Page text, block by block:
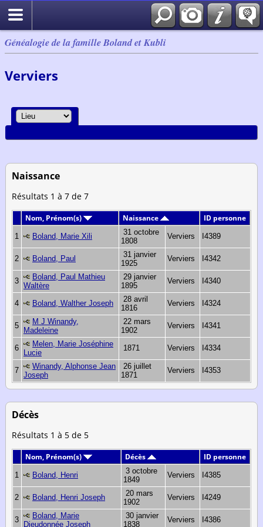
Généalogie de la famille Boland et Kubli
Verviers
Naissance
Résultats 1 à 7 de 7
Nom, Prénom(s) Naissance ID personne
1 Boland, Marie Xili
31 octobre
1808
Verviers I4389
2 Boland, Paul
31 janvier
1925
Verviers I4342
3
Boland, Paul Mathieu
Waltère
29 janvier
1895
Verviers I4340
4 Boland, Walther Joseph
28 avril
1816
Verviers I4324
5
M J Winandy,
Madeleine
22 mars
1902
Verviers I4341
6
Melen, Marie Joséphine
Lucie
1871 Verviers I4334
7
Winandy, Alphonse Jean
Joseph
26 juillet
1871
Verviers I4353
Décès
Résultats 1 à 5 de 5
Nom, Prénom(s) Décès ID personne
1 Boland, Henri
3 octobre
1849
Verviers I4385
2 Boland, Henri Joseph
20 mars
1902
Verviers I4249
3
Boland, Marie
Dieudonnée Joseph
30 janvier
1838
Verviers I4386